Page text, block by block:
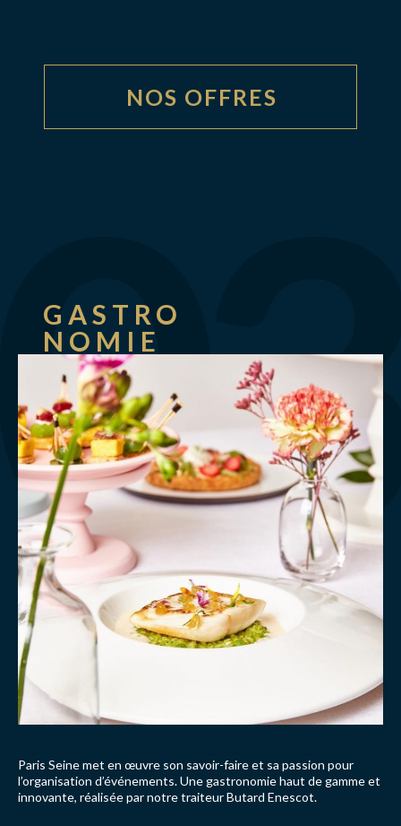
NOS OFFRES
GASTRO
NOMIE
Paris Seine met en œuvre son savoir-faire et sa passion pour
l’organisation d’événements. Une gastronomie haut de gamme et
innovante, réalisée par notre traiteur Butard Enescot.